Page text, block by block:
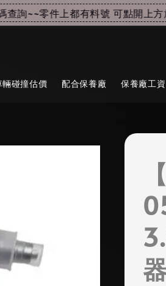
詢~~零件上都有料號 可點開上方放
碰撞估價 配合保養廠 保養廠工資